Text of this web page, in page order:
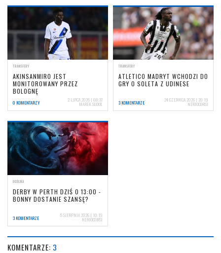
TRANSFERY
AKINSANMIRO JEST
MONITOROWANY PRZEZ
BOLOGNĘ
0 KOMENTARZY 2 LIPCA 2026 | 08:37
MAREK SUDOŁ
TRANSFERY
ATLETICO MADRYT WCHODZI DO
GRY O SOLETA Z UDINESE
3 KOMENTARZE 24 CZERWCA 2026 | 20:19
NERIOCORSI
OGÓLNA
DERBY W PERTH DZIŚ O 13:00 -
BONNY DOSTANIE SZANSĘ?
3 KOMENTARZE 5 SIERPNIA 2026 | 10:19
NERIOCORSI
KOMENTARZE: 3